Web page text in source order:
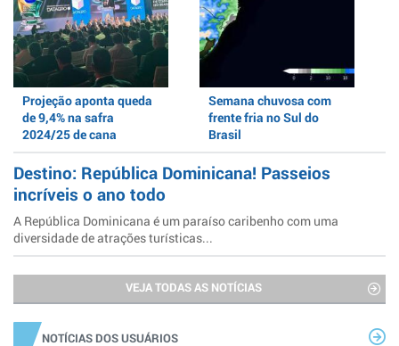
Projeção aponta queda
de 9,4% na safra
2024/25 de cana
Semana chuvosa com
frente fria no Sul do
Brasil
Destino: República Dominicana! Passeios
incríveis o ano todo
A República Dominicana é um paraíso caribenho com uma
diversidade de atrações turísticas...
VEJA TODAS AS NOTÍCIAS
NOTÍCIAS DOS USUÁRIOS